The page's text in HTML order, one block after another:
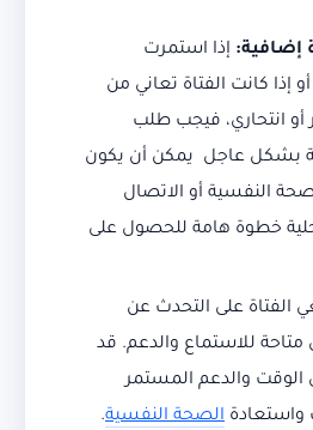
إضافية: إذا استمرت
إذا كانت الفتاة تعاني من
أو انتحاري، فيجب طلب
بشكل عاجل يمكن أن يكون
النفسية أو الاتصال
خطوة هامة للحصول على
على التحدث عن
للاستماع والدعم. قد
الوقت والدعم المستمر
واستعادة الصحة النفسية.